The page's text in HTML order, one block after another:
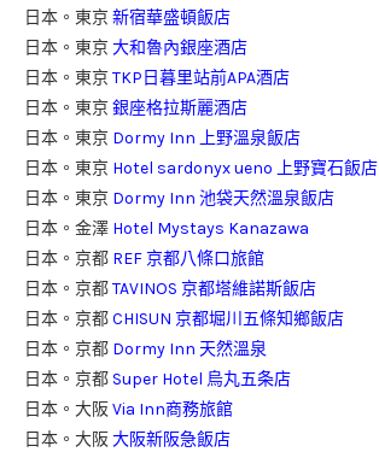
日本。東京新宿華盛頓飯店
日本。東京大和魯內銀座酒店
日本。東京TKP日暮里站前APA酒店
日本。東京銀座格拉斯麗酒店
日本。東京 Dormy Inn 上野溫泉飯店
日本。東京 Hotel sardonyx ueno 上野寶石飯店
日本。東京 Dormy Inn 池袋天然溫泉飯店
日本。金澤 Hotel Mystays Kanazawa
日本。京都 REF 京都八條口旅館
日本。京都TAVINOS 京都塔維諾斯飯店
日本。京都CHISUN 京都堀川五條知鄉飯店
日本。京都 Dormy Inn 天然溫泉
日本。京都 Super Hotel 烏丸五条店
日本。大阪Via Inn商務旅館
日本。大阪大阪新阪急飯店